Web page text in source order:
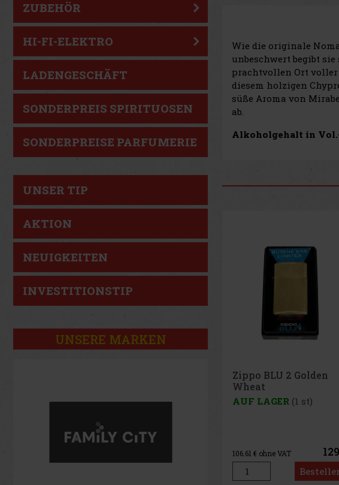
ZUBEHÖR
HI-FI-ELEKTRO
LADENGESCHÄFT
SONDERPREIS SPIRITUOSEN
SONDERPREISE PARFUMERIE
UNSER TIP
AKTION
NEUIGKEITEN
INVESTITIONSTIP
UNSERE MARKEN
Wie die originale
unbeschwert begibt
prachtvollen Ort voller
diesem holzigen
süße Aroma von
ab.
Alkoholgehalt in
Zippo BLU 2
AUF LAGER (2 st)
164.46€ ohne VAT